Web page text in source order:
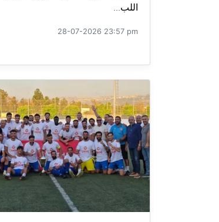
اللب...
28-07-2026 23:57 pm